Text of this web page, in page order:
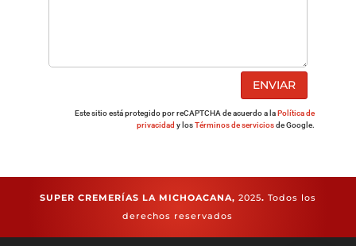
ENVIAR
Este sitio está protegido por reCAPTCHA de acuerdo a laPolítica de
privacidad y losTérminos de serviciosde Google.
SUPER CREMERÍAS LA MICHOACANA, 2025. Todos los
derechos reservados